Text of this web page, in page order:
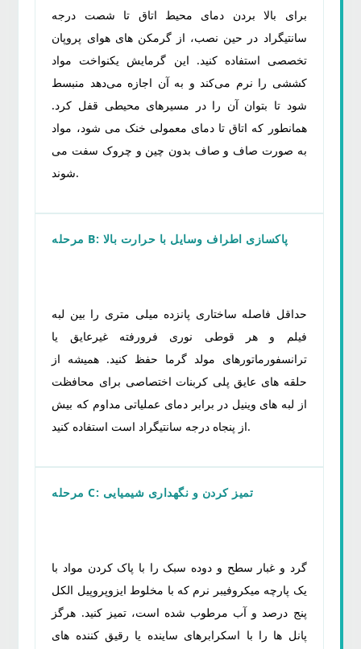
برای بالا بردن دمای محیط اتاق تا شصت درجه
سانتیگراد در حین نصب، از گرمکن های هوای پروپان
تخصصی استفاده کنید. این گرمایش یکنواخت مواد
کششی را نرم می‌کند و به آن اجازه می‌دهد منبسط
شود تا بتوان آن را در مسیرهای محیطی قفل کرد.
همانطور که اتاق تا دمای معمولی خنک می شود، مواد
به صورت صاف و صاف بدون چین و چروک سفت می
شوند.
مرحله B: پاکسازی اطراف وسایل با حرارت بالا
حداقل فاصله ساختاری پانزده میلی متری را بین لبه
فیلم و هر قوطی نوری فرورفته غیرعایق یا
ترانسفورماتورهای مولد گرما حفظ کنید. همیشه از
حلقه های عایق پلی کربنات اختصاصی برای محافظت
از لبه های وینیل در برابر دمای عملیاتی مداوم که بیش
از پنجاه درجه سانتیگراد است استفاده کنید.
مرحله C: تمیز کردن و نگهداری شیمیایی
گرد و غبار سطح و دوده سبک را با پاک کردن مواد با
یک پارچه میکروفیبر نرم که با مخلوط ایزوپروپیل الکل
پنج درصد و آب مرطوب شده است، تمیز کنید. هرگز
پانل ها را با اسکرابرهای ساینده یا رقیق کننده های